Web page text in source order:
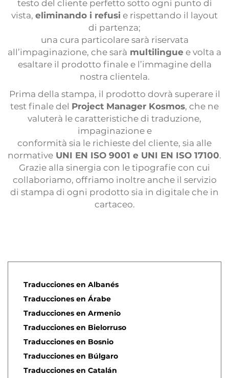
testo del cliente perfetto sotto ogni punto di
vista, eliminando i refusi e rispettando il layout
di partenza;
una cura particolare sarà riservata
all’impaginazione, che sarà multilingue e volta a
esaltare il prodotto finale e l’immagine della
nostra clientela.
Prima della stampa, il prodotto dovrà superare il
test finale del Project Manager Kosmos, che ne
valuterà le caratteristiche di traduzione,
impaginazione e
conformità sia le richieste del cliente, sia alle
normative UNI EN ISO 9001 e UNI EN ISO 17100.
Grazie alla sinergia con le tipografie con cui
collaboriamo, offriamo inoltre anche il servizio
di stampa di ogni prodotto sia in digitale che in
cartaceo.
Traducciones en Albanés
Traducciones en Árabe
Traducciones en Armenio
Traducciones en Bielorruso
Traducciones en Bosnio
Traducciones en Búlgaro
Traducciones en Catalán